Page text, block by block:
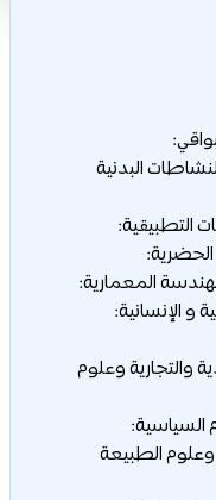
البدنية
والتجارية وعلوم
وعلوم الطبيعة